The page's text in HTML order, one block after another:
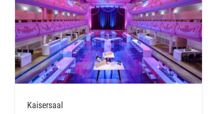
Kaisersaal